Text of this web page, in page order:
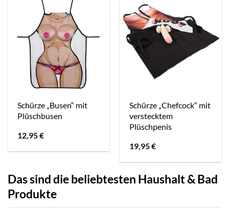
Schürze „Busen“ mit
Plüschbusen
12,95€
Schürze „Chefcock“ mit
verstecktem
Plüschpenis
19,95€
Das sind die beliebtesten Haushalt & Bad
Produkte